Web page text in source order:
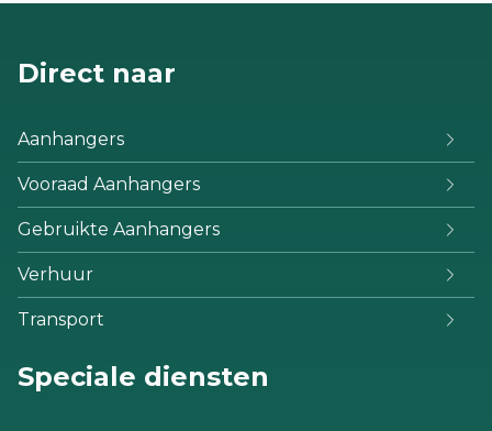
Direct naar
Aanhangers
Vooraad Aanhangers
Gebruikte Aanhangers
Verhuur
Transport
Speciale diensten